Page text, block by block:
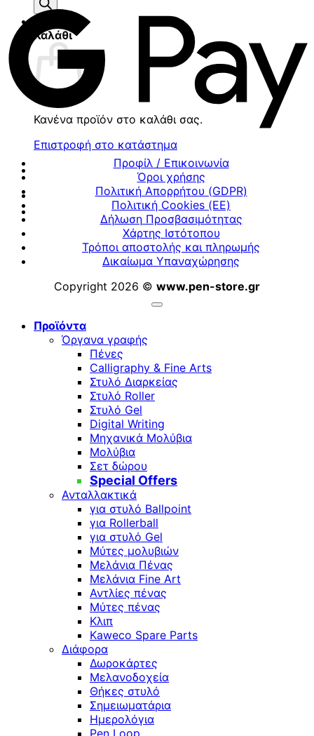
Καλάθι
Κανένα προϊόν στο καλάθι σας.
Επιστροφή στο κατάστημα
Προφίλ / Επικοινωνία
Όροι χρήσης
Πολιτική Απορρήτου (GDPR)
Πολιτική Cookies (ΕΕ)
Δήλωση Προσβασιμότητας
Χάρτης Ιστότοπου
Τρόποι αποστολής και πληρωμής
Δικαίωμα Υπαναχώρησης
Copyright 2026 © www.pen-store.gr
Προϊόντα
Όργανα γραφής
Πένες
Calligraphy & Fine Arts
Στυλό Διαρκείας
Στυλό Roller
Στυλό Gel
Digital Writing
Μηχανικά Μολύβια
Μολύβια
Σετ δώρου
Special Offers
Ανταλλακτικά
για στυλό Ballpoint
για Rollerball
για στυλό Gel
Μύτες μολυβιών
Μελάνια Πένας
Μελάνια Fine Art
Αντλίες πένας
Μύτες πένας
Κλιπ
Kaweco Spare Parts
Διάφορα
Δωροκάρτες
Μελανοδοχεία
Θήκες στυλό
Σημειωματάρια
Ημερολόγια
Pen Loop